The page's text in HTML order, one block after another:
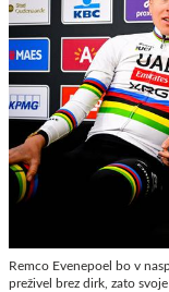
Remco Evenepoel bo v
preživel brez dirk, zato